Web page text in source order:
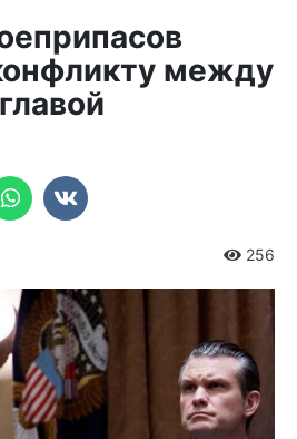
между
256